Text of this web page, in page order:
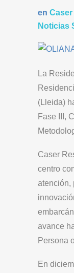
en Caser
Noticias
La
(Lleida)
Fase III,
Caser
centro
atención,
avance
Persona
En